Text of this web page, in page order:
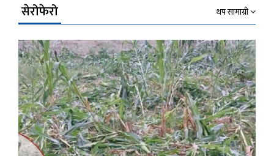
सेरोफेरो थप सामाग्री